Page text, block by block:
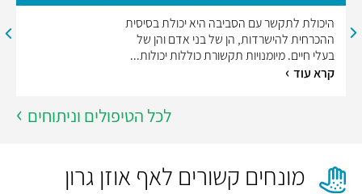
היכולת לתקשר עם הסביבה היא יכולת בסיסית
ההכרחית להישרדות, הן של בני אדם והן של
בעלי חיים. מיומנויות תקשורת כוללות יכולות...
קרא עוד
לכל הטיפולים וניתוחים
מונחים קשורים לאף אוזן גרון